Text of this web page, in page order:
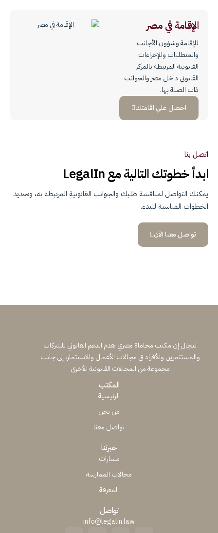
الإقامة في مصر
للإقامة وشؤون الأجانب
والمتطلبات والإجراءات
القانونية المرتبطة بالمركز
القانوني داخل مصر والجوانب
ذات الصلة بها.
احصل علي اقامتك
اتصل بنا
ابدأ خطوتك التالية مع LegalIn
يمكنك التواصل لمناقشة طلبك والجوانب القانونية المرتبطة به، وتحديد
الخطوات المناسبة للبدء.
تواصل معنا الآن
ليجال إن مكتب محاماة مصري يقدم الدعم القانوني للشركات
والمستثمرين والأفراد في مجالات الأعمال والاستثمار، إلى جانب
مجموعة من المجالات القانونية الأخرى
المكتب
الرئيسية
من نحن
تواصل معنا
خبرتنا
مسارات
مجالات الممارسة
المعرفة
تواصل
info@legalin.law